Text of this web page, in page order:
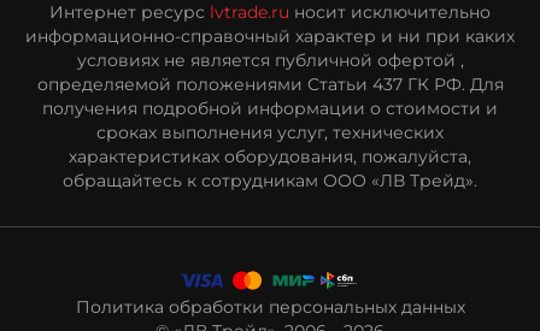
Интернет ресурс lvtrade.ru носит исключительно
информационно-справочный характер и ни при каких
условиях не является публичной офертой ,
определяемой положениями Статьи 437 ГК РФ. Для
получения подробной информации о стоимости и
сроках выполнения услуг, технических
характеристиках оборудования, пожалуйста,
обращайтесь к сотрудникам ООО «ЛВ Трейд».
Политика обработки персональных данных